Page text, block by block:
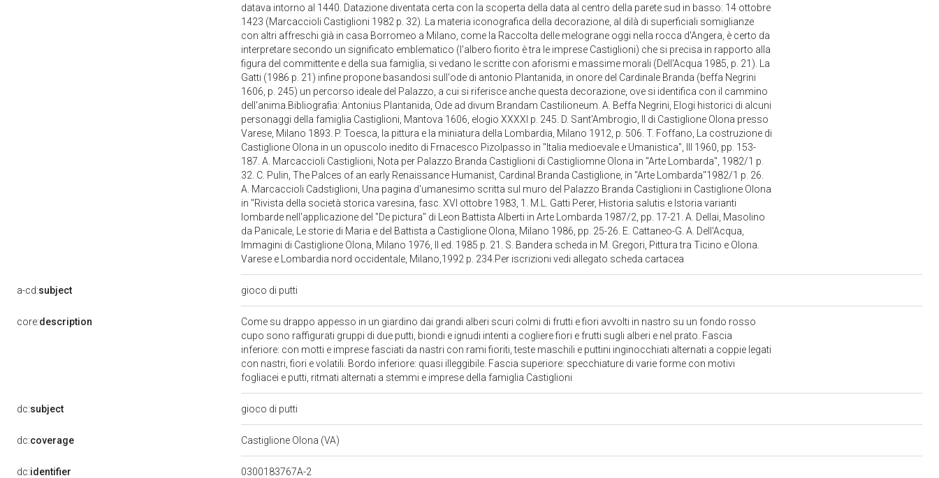
datava intorno al 1440. Datazione diventata certa con la scoperta della data al centro della parete sud in basso: 14 ottobre
1423 (Marcaccioli Castiglioni 1982 p. 32). La materia iconografica della decorazione, al dilà di superficiali somiglianze
con altri affreschi già in casa Borromeo a Milano, come la Raccolta delle melograne oggi nella rocca d'Angera, è certo da
interpretare secondo un significato emblematico (l'albero fiorito è tra le imprese Castiglioni) che si precisa in rapporto alla
figura del committente e della sua famiglia, si vedano le scritte con aforismi e massime morali (Dell'Acqua 1985, p. 21). La
Gatti (1986 p. 21) infine propone basandosi sull'ode di antonio Plantanida, in onore del Cardinale Branda (beffa Negrini
1606, p. 245) un percorso ideale del Palazzo, a cui si riferisce anche questa decorazione, ove si identifica con il cammino
dell'anima.Bibliografia: Antonius Plantanida, Ode ad divum Brandam Castilioneum. A. Beffa Negrini, Elogi historici di alcuni
personaggi della famiglia Castiglioni, Mantova 1606, elogio XXXXI p. 245. D. Sant'Ambrogio, Il di Castiglione Olona presso
Varese, Milano 1893. P. Toesca, la pittura e la miniatura della Lombardia, Milano 1912, p. 506. T. Foffano, La costruzione di
Castiglione Olona in un opuscolo inedito di Frnacesco Pizolpasso in "Italia medioevale e Umanistica", III 1960, pp. 153-
187. A. Marcaccioli Castiglioni, Nota per Palazzo Branda Castiglioni di Castigliomne Olona in "Arte Lombarda", 1982/1 p.
32. C. Pulin, The Palces of an early Renaissance Humanist, Cardinal Branda Castiglione, in "Arte Lombarda"1982/1 p. 26.
A. Marcaccioli Cadstiglioni, Una pagina d'umanesimo scritta sul muro del Palazzo Branda Castiglioni in Castiglione Olona
in "Rivista della società storica varesina, fasc. XVI ottobre 1983, 1. M.L. Gatti Perer, Historia salutis e Istoria varianti
lombarde nell'applicazione del "De pictura" di Leon Battista Alberti in Arte Lombarda 1987/2, pp. 17-21. A. Dellai, Masolino
da Panicale, Le storie di Maria e del Battista a Castiglione Olona, Milano 1986, pp. 25-26. E. Cattaneo-G. A. Dell'Acqua,
Immagini di Castiglione Olona, Milano 1976, II ed. 1985 p. 21. S. Bandera scheda in M. Gregori, Pittura tra Ticino e Olona.
Varese e Lombardia nord occidentale, Milano,1992 p. 234.Per iscrizioni vedi allegato scheda cartacea
a-cd:subject gioco di putti
core:description
Come su drappo appesso in un giardino dai grandi alberi scuri colmi di frutti e fiori avvolti in nastro su un fondo rosso
cupo sono raffigurati gruppi di due putti, biondi e ignudi intenti a cogliere fiori e frutti sugli alberi e nel prato. Fascia
inferiore: con motti e imprese fasciati da nastri con rami fioriti, teste maschili e puttini inginocchiati alternati a coppie legati
con nastri, fiori e volatili. Bordo inferiore: quasi illeggibile. Fascia superiore: specchiature di varie forme con motivi
fogliacei e putti, ritmati alternati a stemmi e imprese della famiglia Castiglioni
dc:subject gioco di putti
dc:coverage Castiglione Olona (VA)
dc:identifier 0300183767A-2